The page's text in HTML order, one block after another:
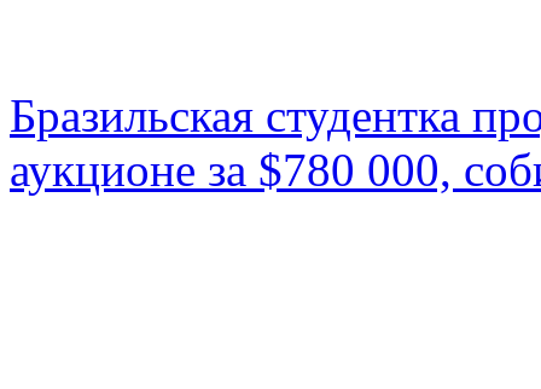
Бразильская студентка
аукционе за $780 000,